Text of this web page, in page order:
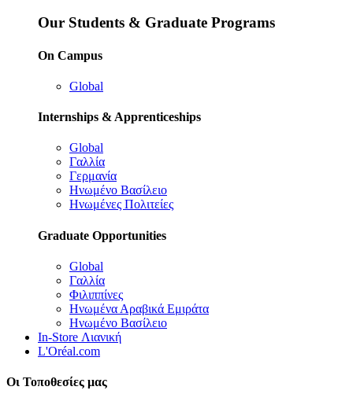
Our Students & Graduate Programs
On Campus
Global
Internships & Apprenticeships
Global
Γαλλία
Γερμανία
Ηνωμένο Βασίλειο
Ηνωμένες Πολιτείες
Graduate Opportunities
Global
Γαλλία
Φιλιππίνες
Ηνωμένα Αραβικά Εμιράτα
Ηνωμένο Βασίλειο
In-Store Λιανική
L'Oréal.com
Οι Τοποθεσίες μας